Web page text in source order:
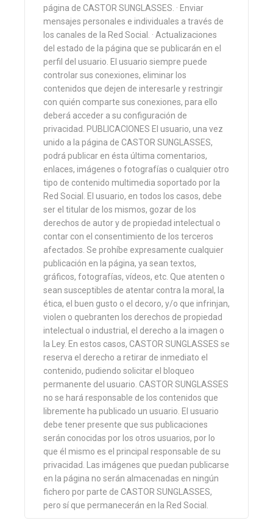
página de CASTOR SUNGLASSES. · Enviar
mensajes personales e individuales a través de
los canales de la Red Social. · Actualizaciones
del estado de la página que se publicarán en el
perfil del usuario. El usuario siempre puede
controlar sus conexiones, eliminar los
contenidos que dejen de interesarle y restringir
con quién comparte sus conexiones, para ello
deberá acceder a su configuración de
privacidad. PUBLICACIONES El usuario, una vez
unido a la página de CASTOR SUNGLASSES,
podrá publicar en ésta última comentarios,
enlaces, imágenes o fotografías o cualquier otro
tipo de contenido multimedia soportado por la
Red Social. El usuario, en todos los casos, debe
ser el titular de los mismos, gozar de los
derechos de autor y de propiedad intelectual o
contar con el consentimiento de los terceros
afectados. Se prohíbe expresamente cualquier
publicación en la página, ya sean textos,
gráficos, fotografías, vídeos, etc. Que atenten o
sean susceptibles de atentar contra la moral, la
ética, el buen gusto o el decoro, y/o que infrinjan,
violen o quebranten los derechos de propiedad
intelectual o industrial, el derecho a la imagen o
la Ley. En estos casos, CASTOR SUNGLASSES se
reserva el derecho a retirar de inmediato el
contenido, pudiendo solicitar el bloqueo
permanente del usuario. CASTOR SUNGLASSES
no se hará responsable de los contenidos que
libremente ha publicado un usuario. El usuario
debe tener presente que sus publicaciones
serán conocidas por los otros usuarios, por lo
que él mismo es el principal responsable de su
privacidad. Las imágenes que puedan publicarse
en la página no serán almacenadas en ningún
fichero por parte de CASTOR SUNGLASSES,
pero sí que permanecerán en la Red Social.